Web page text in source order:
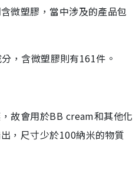
微塑膠，當中涉及的產品包
，含微塑膠則有161件。
故會用於BB cream和其他化
，尺寸少於100納米的物質